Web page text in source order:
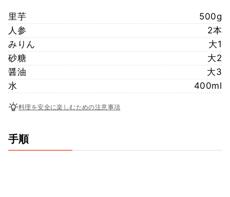
里芋
500g
人参
2本
みりん
大1
砂糖
大2
醤油
大3
水
400ml
料理を安全に楽しむための注意事項
手順